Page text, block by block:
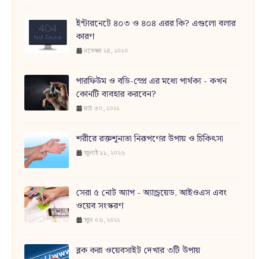
ইন্টারনেটে ৪০৩ ও ৪০৪ এরর কি? এগুলো বলার
কারণ
নভেম্বর ২৪, ২০২০
পারফিউম ও বডি-স্প্রে এর মধ্যে পার্থক্য - কখন
কোনটি ব্যবহার করবেন?
মার্চ ৩০, ২০২২
শরীরে রক্তশূন্যতা নিরূপণের উপায় ও চিকিৎসা
জুলাই ১১, ২০২৬
সেরা ৫ নোট অ্যাপ - অ্যান্ড্রয়েড, আইওএস এবং
ওয়েব সংস্করণ
জুন ০৬, ২০২২
ব্লক করা ওয়েবসাইট দেখার ৩টি উপায়